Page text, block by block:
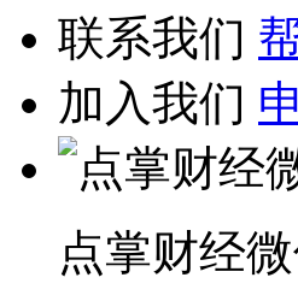
联系我们
加入我们
点掌财经